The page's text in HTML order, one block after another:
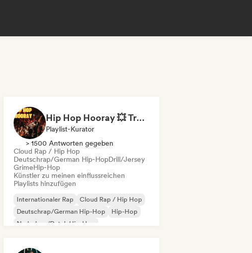
Hip Hop Hooray 💥 Trap, Hype & Party Rap Bangers
Playlist-Kurator
> 1500 Antworten gegeben
Cloud Rap / Hip Hop
Deutschrap/German Hip-HopDrill/Jersey
GrimeHip-Hop
Künstler zu meinen einflussreichen
Playlists hinzufügen
Internationaler Rap
Cloud Rap / Hip Hop
Deutschrap/German Hip-Hop
Hip-Hop
Nederhop/Dutch Hip-Hop
Rap/Trap Italiano